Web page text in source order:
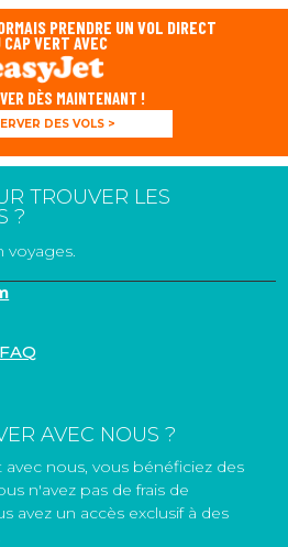
PRENDRE UN VOL DIRECT
CAP VERT AVEC
DÈS MAINTENANT !
DES VOLS >
TROUVER LES
?
voyages.
FAQ
AVEC NOUS ?
nous, vous bénéficiez des
n'avez pas de frais de
avez un accès exclusif à des